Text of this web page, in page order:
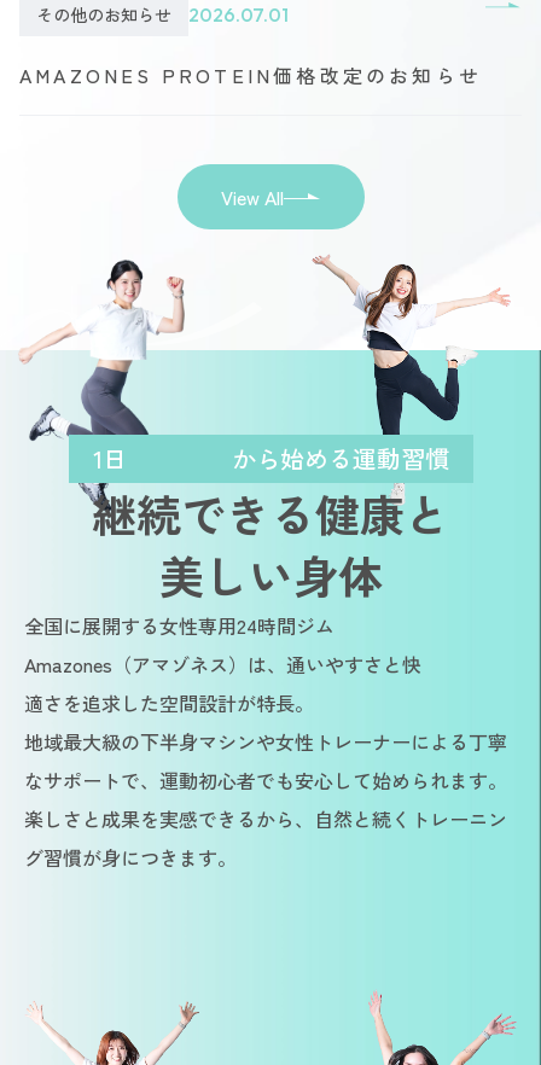
その他のお知らせ 2026.07.01
AMAZONES PROTEIN価格改定のお知らせ
View All
1日 から始める運動習慣
継続できる健康と
美しい身体
全国に展開する女性専用24時間ジム
Amazones（アマゾネス）は、通いやすさと快
適さを追求した空間設計が特長。
地域最大級の下半身マシンや女性トレーナーによる丁寧
なサポートで、運動初心者でも安心して始められます。
楽しさと成果を実感できるから、自然と続くトレーニン
グ習慣が身につきます。